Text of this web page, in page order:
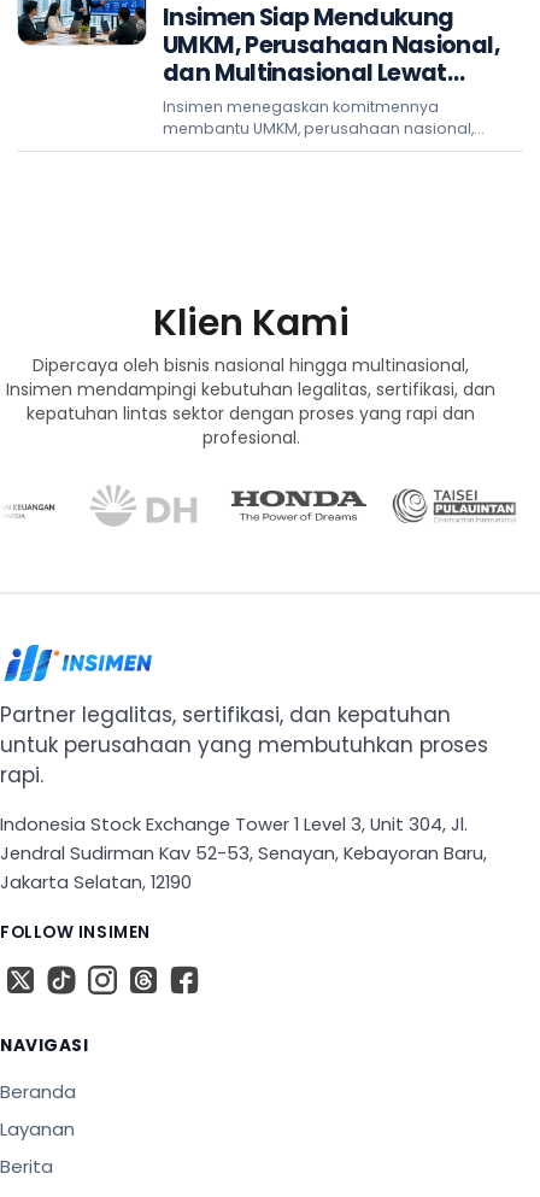
Insimen Siap Mendukung
UMKM, Perusahaan Nasional,
dan Multinasional Lewat
Transformasi Sistem
Manajemen
Insimen menegaskan komitmennya
membantu UMKM, perusahaan nasional,
hingga multinasional dalam membangun
Klien Kami
Dipercaya oleh bisnis nasional hingga multinasional,
Insimen mendampingi kebutuhan legalitas, sertifikasi, dan
kepatuhan lintas sektor dengan proses yang rapi dan
profesional.
Partner legalitas, sertifikasi, dan kepatuhan
untuk perusahaan yang membutuhkan proses
rapi.
Indonesia Stock Exchange Tower 1 Level 3, Unit 304, Jl.
Jendral Sudirman Kav 52-53, Senayan, Kebayoran Baru,
Jakarta Selatan, 12190
FOLLOW INSIMEN
X TikTokInstagram
ThreadsFacebook
NAVIGASI
Beranda
Layanan
Berita